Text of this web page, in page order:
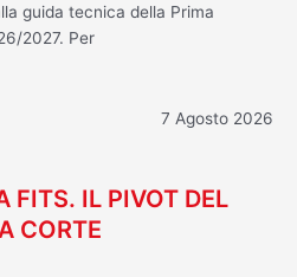
guida tecnica della Prima
2027. Per
7 Agosto 2026
FITS. IL PIVOT DEL
CORTE